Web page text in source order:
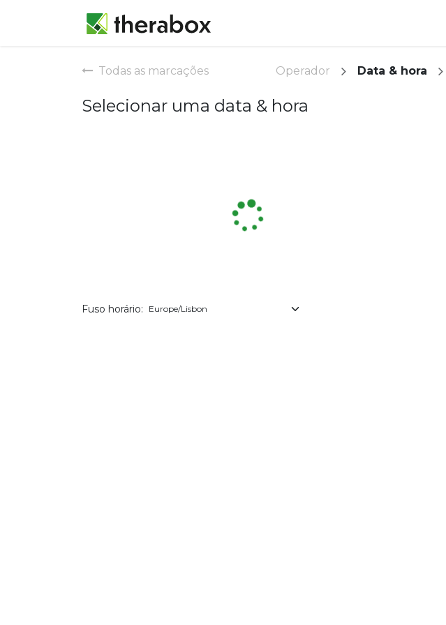
Todas as marcações Operador Data & hora
Selecionar uma data & hora
Fuso horário: